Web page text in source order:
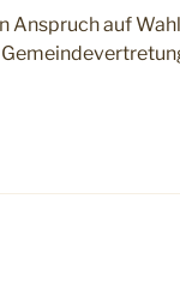
auf